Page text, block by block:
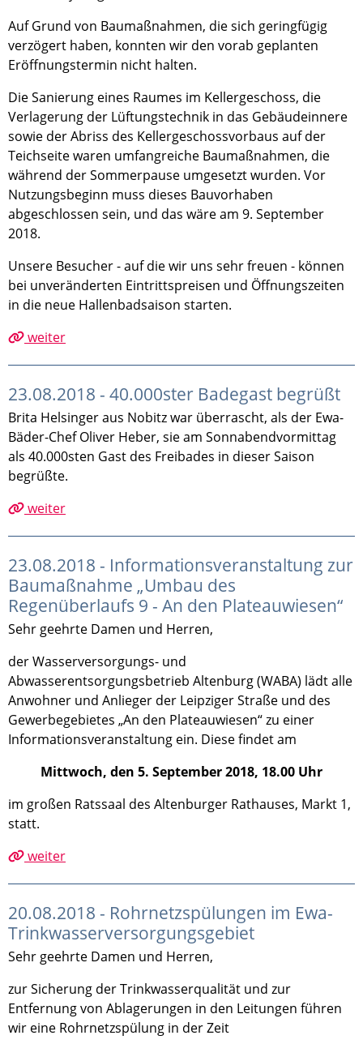
Auf Grund von Baumaßnahmen, die sich geringfügig
verzögert haben, konnten wir den vorab geplanten
Eröffnungstermin nicht halten.
Die Sanierung eines Raumes im Kellergeschoss, die
Verlagerung der Lüftungstechnik in das Gebäudeinnere
sowie der Abriss des Kellergeschossvorbaus auf der
Teichseite waren umfangreiche Baumaßnahmen, die
während der Sommerpause umgesetzt wurden. Vor
Nutzungsbeginn muss dieses Bauvorhaben
abgeschlossen sein, und das wäre am 9. September
2018.
Unsere Besucher - auf die wir uns sehr freuen - können
bei unveränderten Eintrittspreisen und Öffnungszeiten
in die neue Hallenbadsaison starten.
weiter
23.08.2018 - 40.000ster Badegast begrüßt
Brita Helsinger aus Nobitz war überrascht, als der Ewa-
Bäder-Chef Oliver Heber, sie am Sonnabendvormittag
als 40.000sten Gast des Freibades in dieser Saison
begrüßte.
weiter
23.08.2018 - Informationsveranstaltung zur
Baumaßnahme „Umbau des
Regenüberlaufs 9 - An den Plateauwiesen“
Sehr geehrte Damen und Herren,
der Wasserversorgungs- und
Abwasserentsorgungsbetrieb Altenburg (WABA) lädt alle
Anwohner und Anlieger der Leipziger Straße und des
Gewerbegebietes „An den Plateauwiesen“ zu einer
Informationsveranstaltung ein. Diese findet am
Mittwoch, den 5. September 2018, 18.00 Uhr
im großen Ratssaal des Altenburger Rathauses, Markt 1,
statt.
weiter
20.08.2018 - Rohrnetzspülungen im Ewa-
Trinkwasserversorgungsgebiet
Sehr geehrte Damen und Herren,
zur Sicherung der Trinkwasserqualität und zur
Entfernung von Ablagerungen in den Leitungen führen
wir eine Rohrnetzspülung in der Zeit